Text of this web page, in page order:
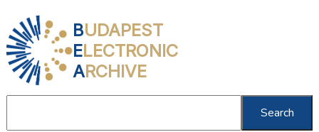
BUDAPEST
ELECTRONIC
ARCHIVE
Search